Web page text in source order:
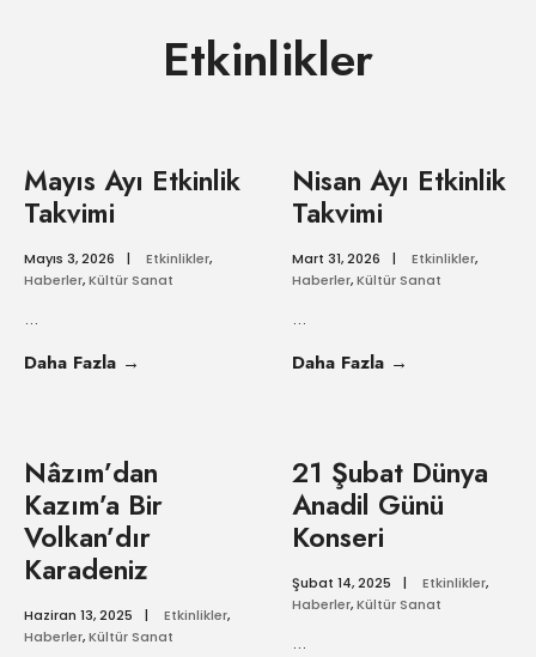
Etkinlikler
Mayıs Ayı Etkinlik
Takvimi
Mayıs 3, 2026 | Etkinlikler,
Haberler,Kültür Sanat
...
Daha Fazla →
Nisan Ayı Etkinlik
Takvimi
Mart 31, 2026 | Etkinlikler,
Haberler,Kültür Sanat
...
Daha Fazla →
Nâzım’dan
Kazım’a Bir
Volkan’dır
Karadeniz
Haziran 13, 2025 | Etkinlikler,
Haberler,Kültür Sanat
21 Şubat Dünya
Anadil Günü
Konseri
Şubat 14, 2025 | Etkinlikler,
Haberler,Kültür Sanat
...